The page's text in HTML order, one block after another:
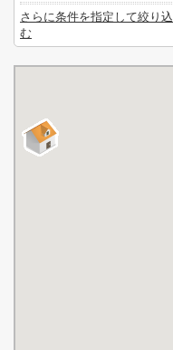
さらに条件を指定して絞り込
む